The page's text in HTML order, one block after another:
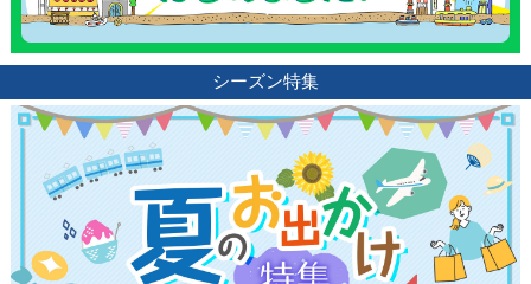
シーズン特集
ブログ記事
サイトについて